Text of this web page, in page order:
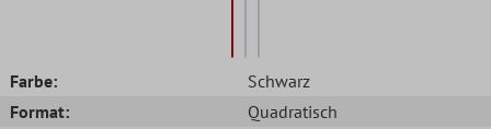
Farbe:
Schwarz
Format:
Quadratisch